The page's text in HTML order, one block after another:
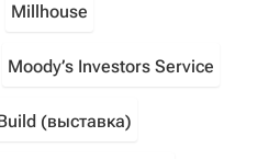
Millhouse
Moody’s Investors Service
(выставка)